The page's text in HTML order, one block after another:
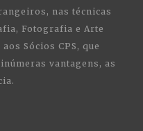
nas técnicas
Fotografia e Arte
Sócios CPS, que
vantagens, as